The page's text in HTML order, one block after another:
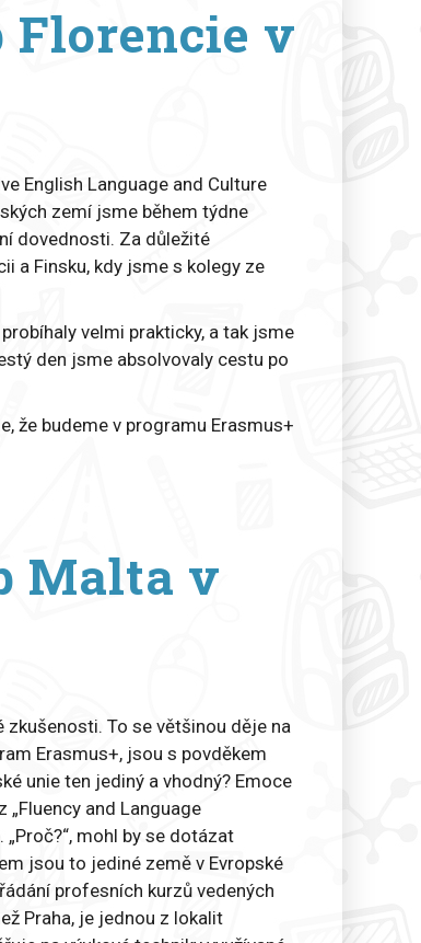
Florencie v
English Language and Culture
zemí jsme během týdne
dovednosti. Za důležité
a Finsku, kdy jsme s kolegy ze
velmi prakticky, a tak jsme
den jsme absolvovaly cestu po
že budeme v programu Erasmus+
Malta v
To se většinou děje na
Erasmus+, jsou s povděkem
unie ten jediný a vhodný? Emoce
„Fluency and Language
mohl by se dotázat
jsou to jediné země v Evropské
profesních kurzů vedených
Praha, je jednou z lokalit